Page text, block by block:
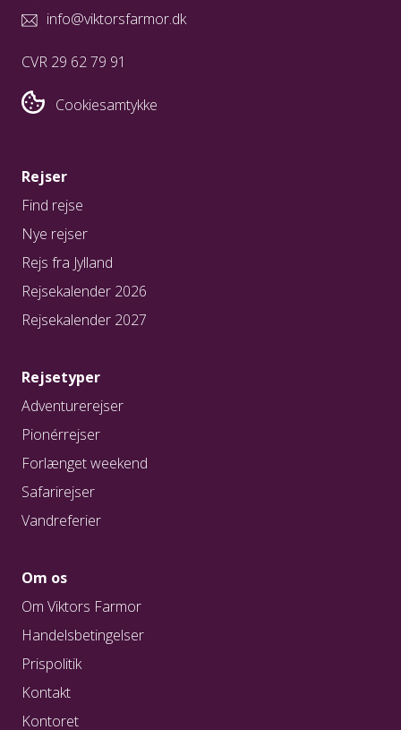
info@viktorsfarmor.dk
CVR 29 62 79 91
Cookiesamtykke
Rejser
Find rejse
Nye rejser
Rejs fra Jylland
Rejsekalender 2026
Rejsekalender 2027
Rejsetyper
Adventurerejser
Pionérrejser
Forlænget weekend
Safarirejser
Vandreferier
Om os
Om Viktors Farmor
Handelsbetingelser
Prispolitik
Kontakt
Kontoret